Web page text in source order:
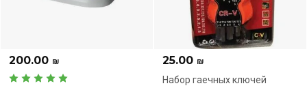
200.00 ₪ 25.00 ₪
Набор гаечных ключей